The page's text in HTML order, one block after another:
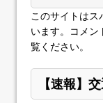
このサイトは
います。 コメン
覧ください。
【速報】